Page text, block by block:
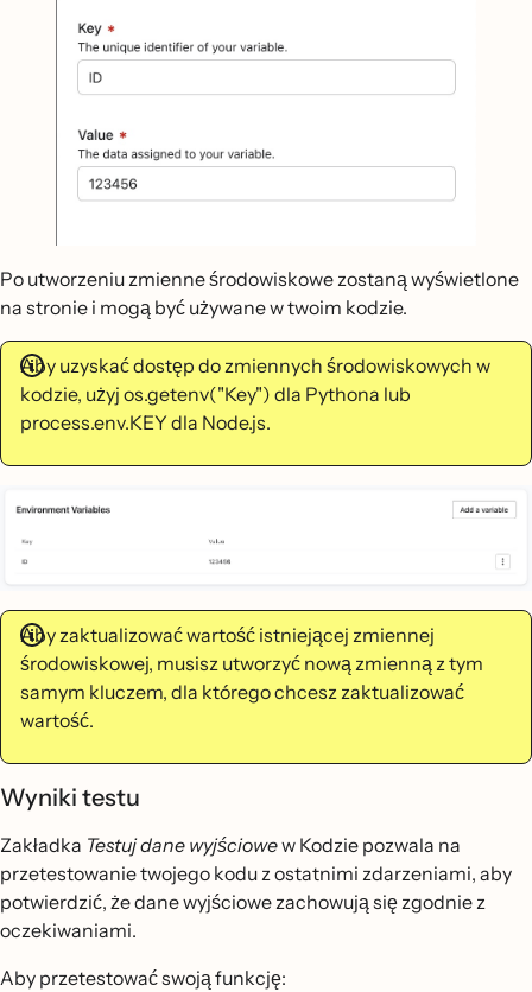
Po utworzeniu zmienne środowiskowe zostaną wyświetlone
na stronie i mogą być używane w twoim kodzie.
Aby uzyskać dostęp do zmiennych środowiskowych w
kodzie, użyj os.getenv("Key") dla Pythona lub
process.env.KEY dla Node.js.
Aby zaktualizować wartość istniejącej zmiennej
środowiskowej, musisz utworzyć nową zmienną z tym
samym kluczem, dla którego chcesz zaktualizować
wartość.
Wyniki testu
Zakładka Testuj dane wyjściowew Kodzie pozwala na
przetestowanie twojego kodu z ostatnimi zdarzeniami, aby
potwierdzić, że dane wyjściowe zachowują się zgodnie z
oczekiwaniami.
Aby przetestować swoją funkcję: